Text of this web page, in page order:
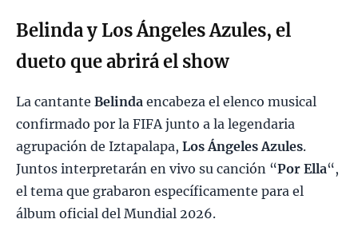
Belinda y Los Ángeles Azules, el
dueto que abrirá el show
La cantante Belinda encabeza el elenco musical
confirmado por la FIFA junto a la legendaria
agrupación de Iztapalapa, Los Ángeles Azules.
Juntos interpretarán en vivo su canción “Por Ella“,
el tema que grabaron específicamente para el
álbum oficial del Mundial 2026.